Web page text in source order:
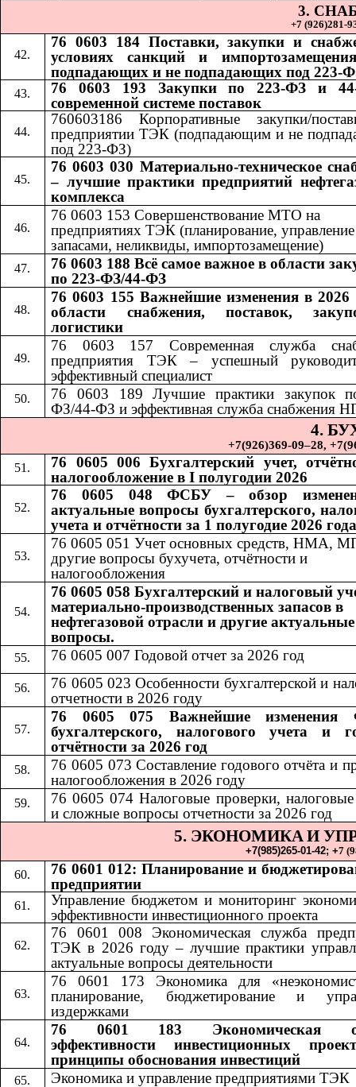
3.
+7 (926)281-
76 0603 184 Поставки, закупки и
условиях санкций и
подпадающих и не подпадающих под 223-
76 0603 193 Закупки по 223-ФЗ и
современной системе поставок
760603186 Корпоративные закупки/
предприятии ТЭК (подпадающим и не
под 223-ФЗ)
76 0603 030 Материально-техническое
– лучшие практики предприятий
комплекса
76 0603 153 Совершенствование МТО на
предприятиях ТЭК (планирование, управление
запасами, неликвиды, импортозамещение)
76 0603 188 Всё самое важное в области
по 223-ФЗ/44-ФЗ
76 0603 155 Важнейшие изменения в 2026
области снабжения, поставок,
логистики
76 0603 157 Современная служба
предприятия ТЭК – успешный
эффективный специалист
76 0603 189 ​​Лучшие практики закупок
ФЗ/44-ФЗ и эффективная служба снабжения
4.
+7(926)369-09–28,
76 0605 006 Бухгалтерский учет,
налогообложение в I полугодии 2026
76 0605 048 ФСБУ – обзор
актуальные вопросы бухгалтерского,
учета и отчётности за 1 полугодие 2026
76 0605 051 Учет основных средств, НМА,
другие вопросы бухучета, отчётности и
налогообложения
76 0605 058 Бухгалтерский и налоговый
материально-производственных запасов в
нефтегазовой отрасли и другие актуальные
вопросы.
76 0605 007 Годовой отчет за 2026 год
76 0605 023 Особенности бухгалтерской и
отчетности в 2026 году
76 0605 075 Важнейшие изменения
бухгалтерского, налогового учета и
отчётности за 2026 год
76 0605 073 Составление годового отчёта и
налогообложения в 2026 году
76 0605 074 Налоговые проверки,
и сложные вопросы отчетности за 2026 год
5. ЭКОНОМИКА И
+7(985)265-01-42;​​+7
76 0601 012: Планирование и
предприятии
Управление бюджетом и мониторинг
эффективности инвестиционного проекта
76 0601 008 Экономическая служба
ТЭК в 2026 году – лучшие практики
актуальные вопросы деятельности
76 0601 173 Экономика для
планирование, бюджетирование и
издержками
76 0601 183 Экономическая
эффективности инвестиционных
принципы обоснования инвестиций
Экономика и управление предприятиями ТЭК